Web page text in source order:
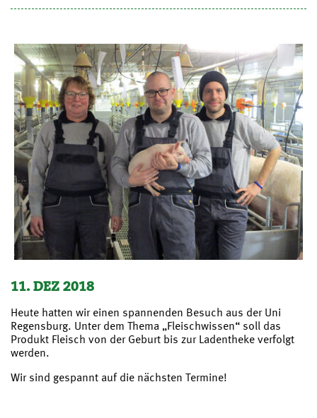
11. DEZ 2018
Heute hatten wir einen spannenden Besuch aus der Uni
Regensburg. Unter dem Thema „Fleischwissen“ soll das
Produkt Fleisch von der Geburt bis zur Ladentheke verfolgt
werden.
Wir sind gespannt auf die nächsten Termine!